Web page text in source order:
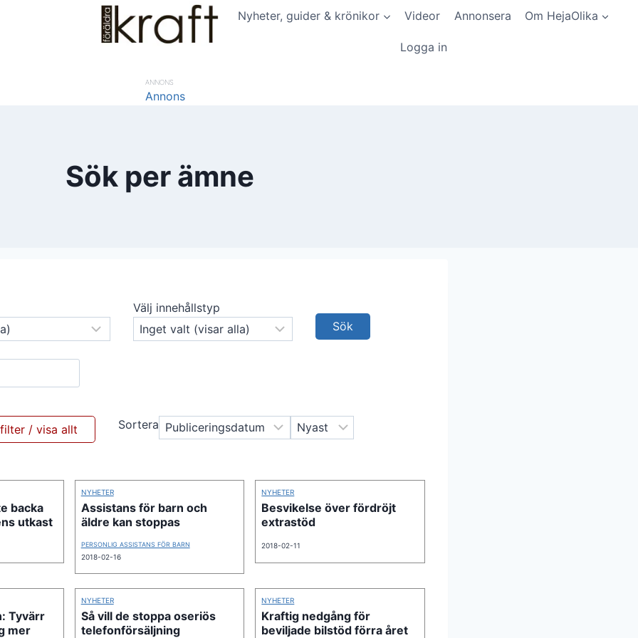
Nyheter, guider & krönikor Videor Annonsera Om HejaOlika
Logga in
ANNONS
Sök per ämne
Välj innehållstyp
Sortera
backa
utkast
NYHETER
Assistans för barn och
äldre kan stoppas
PERSONLIG ASSISTANS FÖR BARN
2018-02-16
NYHETER
Besvikelse över fördröjt
extrastöd
2018-02-11
Tyvärr
mer
NYHETER
Så vill de stoppa oseriös
telefonförsäljning
NYHETER
Kraftig nedgång för
beviljade bilstöd förra året